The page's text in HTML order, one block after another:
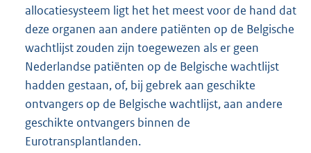
allocatiesysteem ligt het het meest voor de hand dat
deze organen aan andere patiënten op de Belgische
wachtlijst zouden zijn toegewezen als er geen
Nederlandse patiënten op de Belgische wachtlijst
hadden gestaan, of, bij gebrek aan geschikte
ontvangers op de Belgische wachtlijst, aan andere
geschikte ontvangers binnen de
Eurotransplantlanden.